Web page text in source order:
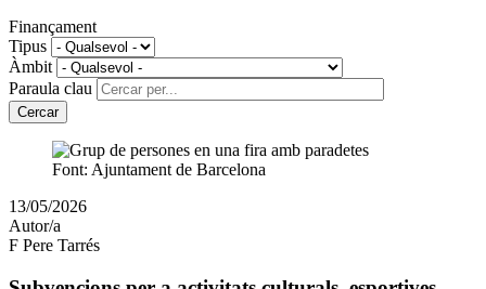
Finançament
Tipus
Àmbit
Paraula clau
Font: Ajuntament de Barcelona
Article
publicat
el:
13/05/2026
Autor/a
F Pere Tarrés